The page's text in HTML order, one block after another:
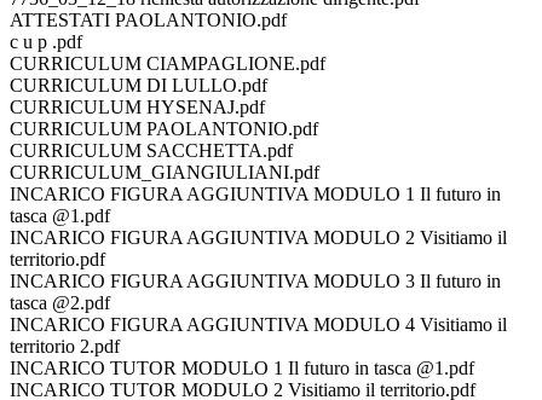
ATTESTATI PAOLANTONIO.pdf
c u p .pdf
CURRICULUM CIAMPAGLIONE.pdf
CURRICULUM DI LULLO.pdf
CURRICULUM HYSENAJ.pdf
CURRICULUM PAOLANTONIO.pdf
CURRICULUM SACCHETTA.pdf
CURRICULUM_GIANGIULIANI.pdf
INCARICO FIGURA AGGIUNTIVA MODULO 1 Il futuro in
tasca @1.pdf
INCARICO FIGURA AGGIUNTIVA MODULO 2 Visitiamo il
territorio.pdf
INCARICO FIGURA AGGIUNTIVA MODULO 3 Il futuro in
tasca @2.pdf
INCARICO FIGURA AGGIUNTIVA MODULO 4 Visitiamo il
territorio 2.pdf
INCARICO TUTOR MODULO 1 Il futuro in tasca @1.pdf
INCARICO TUTOR MODULO 2 Visitiamo il territorio.pdf